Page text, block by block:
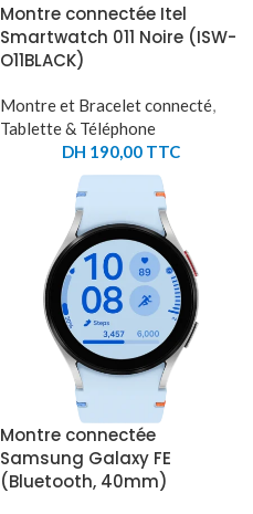
Montre connectée Itel
Smartwatch 011 Noire (ISW-
O11BLACK)
Montre et Bracelet connecté
Tablette & Téléphone
DH 190,00 TTC
Montre connectée
Samsung Galaxy FE
(Bluetooth, 40mm)